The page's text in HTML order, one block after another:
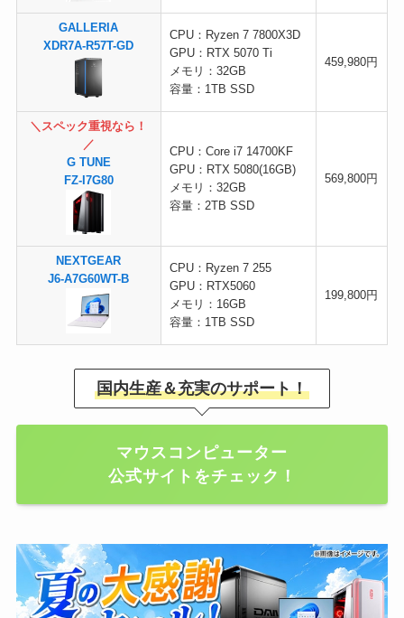
GALLERIA
XDR7A-R57T-GD
CPU：Ryzen 7 7800X3D
GPU：RTX 5070 Ti
メモリ：32GB
容量：1TB SSD
459,980円
＼スペック重視なら！
／
G TUNE
FZ-I7G80
CPU：Core i7 14700KF
GPU：RTX 5080(16GB)
メモリ：32GB
容量：2TB SSD
569,800円
NEXTGEAR
J6-A7G60WT-B
CPU：Ryzen 7 255
GPU：RTX5060
メモリ：16GB
容量：1TB SSD
199,800円
国内生産＆充実のサポート！
マウスコンピューター
公式サイトをチェック！